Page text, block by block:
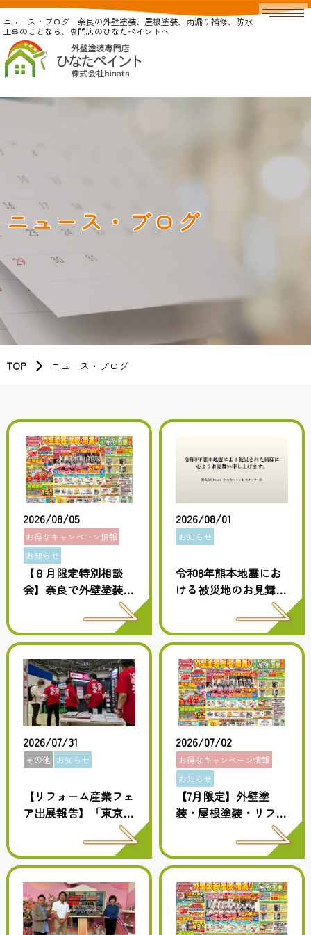
ニュース・ブログ｜奈良の外壁塗装、屋根塗装、雨漏り補修、防水
工事のことなら、専門店のひなたペイントへ
ニュース・ブログ
TOP ニュース・ブログ
2026/08/05
お得なキャンペーン情報
お知らせ
【８月限定特別相談
会】奈良で外壁塗装・
屋根塗装をご検討中の
2026/08/01
お知らせ
令和8年熊本地震にお
ける被災地のお見舞い
2026/07/31
その他 お知らせ
【リフォーム産業フェ
ア出展報告】「東京ビ
ッグサイト」で最新技
術と知見を学んできま
した！
2026/07/02
お得なキャンペーン情報
お知らせ
【7月限定】外壁塗
装・屋根塗装・リフォ
ームをご検討中の方
へ！ひなたペイント7
月チラシの見どころを
ご紹介！